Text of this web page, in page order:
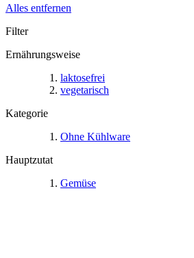
Alles entfernen
Filter
Ernährungsweise
laktosefrei
vegetarisch
Kategorie
Ohne Kühlware
Hauptzutat
Gemüse